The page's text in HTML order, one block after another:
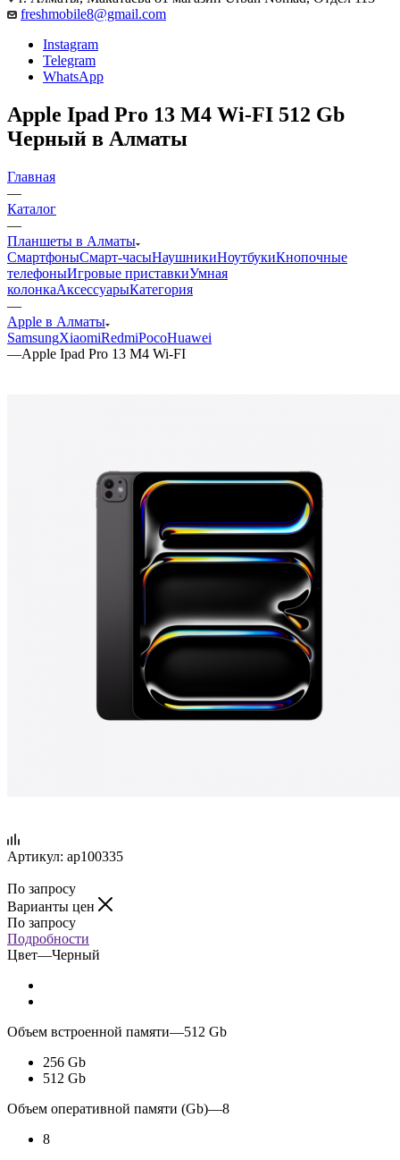
freshmobile8@gmail.com
Instagram
Telegram
WhatsApp
Apple Ipad Pro 13 M4 Wi-FI 512 Gb
Черный в Алматы
Главная
—
Каталог
—
Планшеты в Алматы
СмартфоныСмарт-часыНаушникиНоутбукиКнопочные
телефоныИгровые приставкиУмная
колонкаАксессуарыКатегория
—
Apple в Алматы
SamsungXiaomiRedmiPocoHuawei
—Apple Ipad Pro 13 M4 Wi-FI
Артикул: ap100335
По запросу
Варианты цен
По запросу
Подробности
Цвет—Черный
Объем встроенной памяти—512 Gb
256 Gb
512 Gb
Объем оперативной памяти (Gb)—8
8